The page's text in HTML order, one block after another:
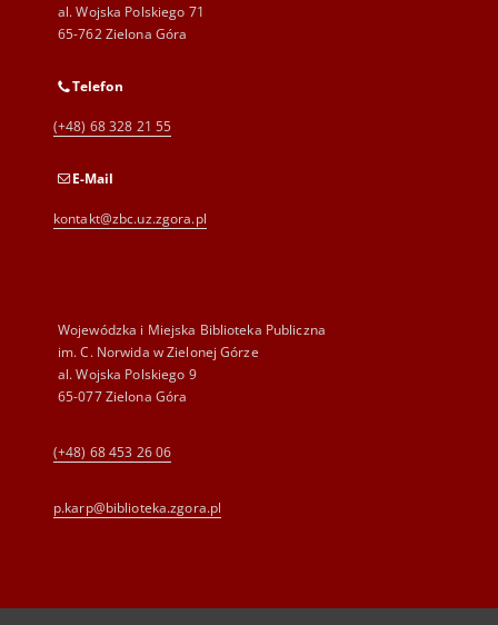
al. Wojska Polskiego 71
65-762 Zielona Góra
Telefon
(+48) 68 328 21 55
E-Mail
kontakt@zbc.uz.zgora.pl
Wojewódzka i Miejska Biblioteka Publiczna
im. C. Norwida w Zielonej Górze
al. Wojska Polskiego 9
65-077 Zielona Góra
(+48) 68 453 26 06
p.karp@biblioteka.zgora.pl